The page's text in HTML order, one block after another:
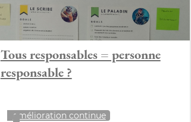
Tous responsables = personne
responsable ?
amélioration continue